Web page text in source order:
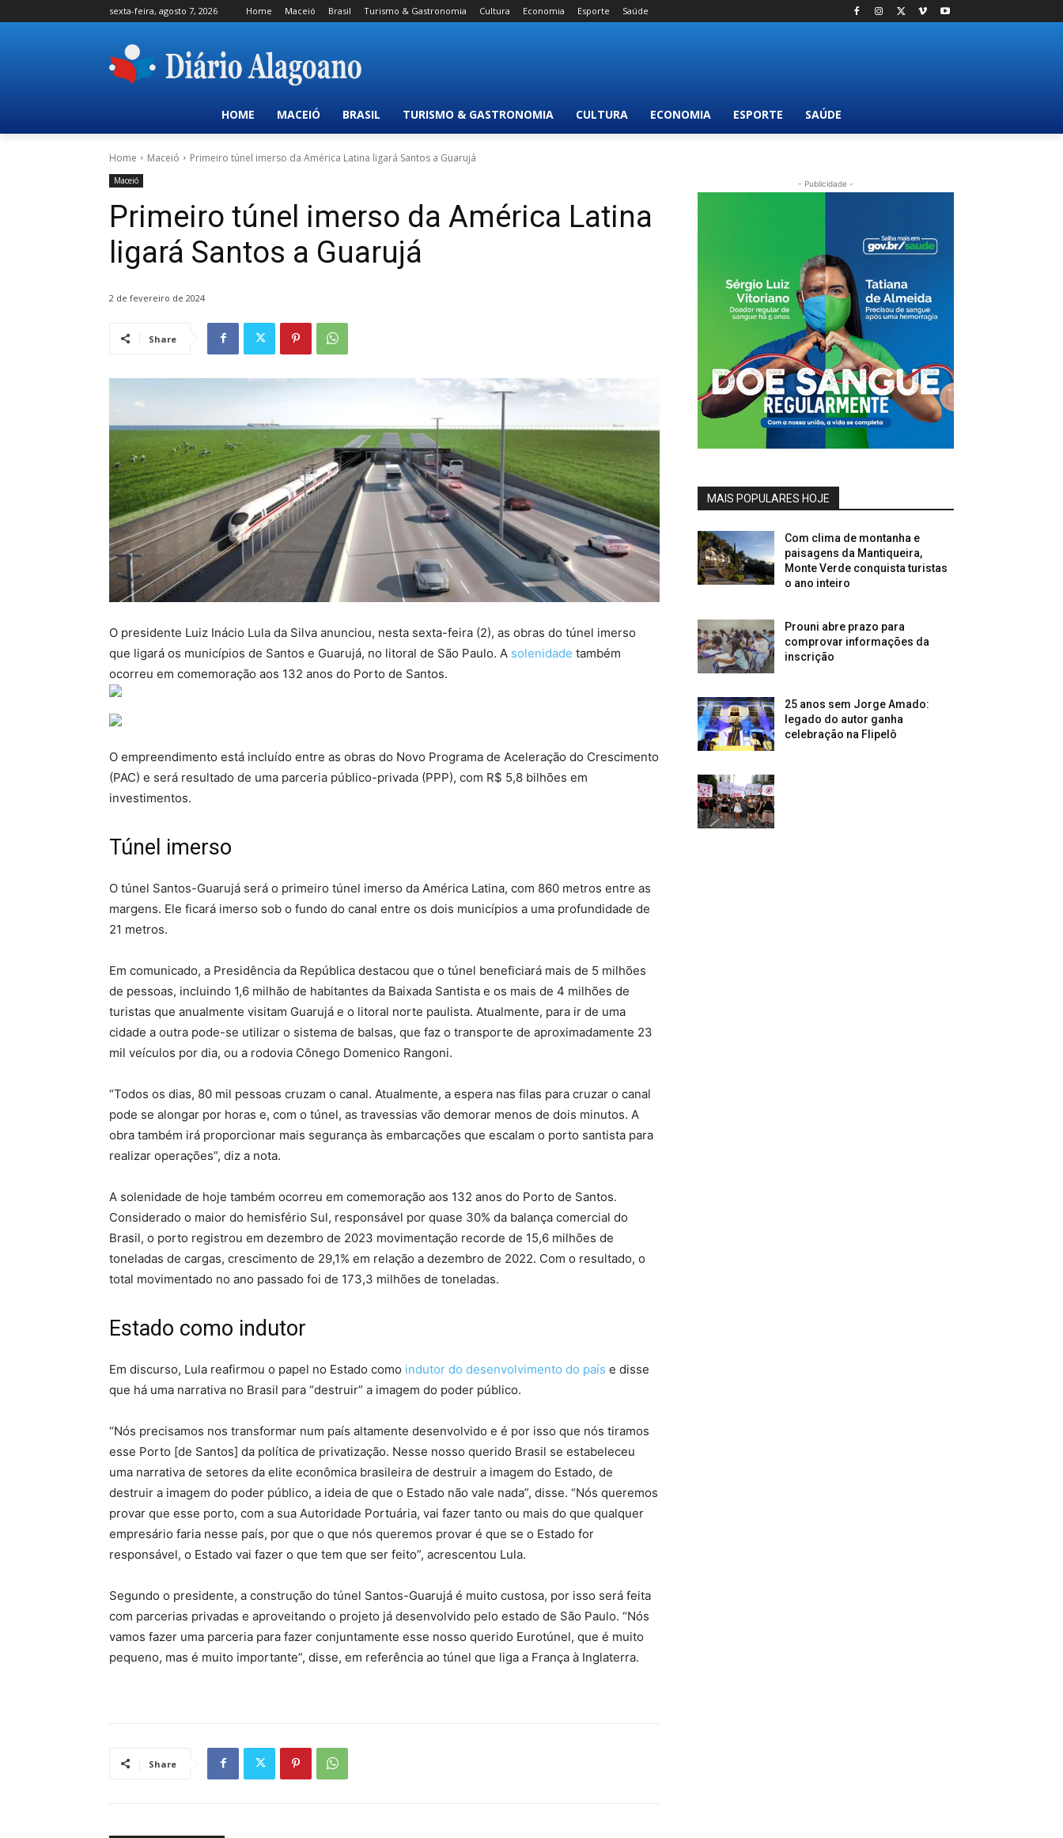
sexta-feira, agosto 7, 2026 Home Maceió Brasil Turismo & Gastronomia Cultura Economia Esporte Saúde
HOME MACEIÓ BRASIL TURISMO & GASTRONOMIA CULTURA ECONOMIA ESPORTE SAÚDE
Home Maceió Primeiro túnel imerso da América Latina ligará Santos a Guarujá
Maceió
Primeiro túnel imerso da América Latina
ligará Santos a Guarujá
2 de fevereiro de 2024
Share
O presidente Luiz Inácio Lula da Silva anunciou, nesta sexta-feira (2), as obras do túnel imerso
que ligará os municípios de Santos e Guarujá, no litoral de São Paulo. A solenidade também
ocorreu em comemoração aos 132 anos do Porto de Santos.
O empreendimento está incluído entre as obras do Novo Programa de Aceleração do Crescimento
(PAC) e será resultado de uma parceria público-privada (PPP), com R$ 5,8 bilhões em
investimentos.
Túnel imerso
O túnel Santos-Guarujá será o primeiro túnel imerso da América Latina, com 860 metros entre as
margens. Ele ficará imerso sob o fundo do canal entre os dois municípios a uma profundidade de
21 metros.
Em comunicado, a Presidência da República destacou que o túnel beneficiará mais de 5 milhões
de pessoas, incluindo 1,6 milhão de habitantes da Baixada Santista e os mais de 4 milhões de
turistas que anualmente visitam Guarujá e o litoral norte paulista. Atualmente, para ir de uma
cidade a outra pode-se utilizar o sistema de balsas, que faz o transporte de aproximadamente 23
mil veículos por dia, ou a rodovia Cônego Domenico Rangoni.
“Todos os dias, 80 mil pessoas cruzam o canal. Atualmente, a espera nas filas para cruzar o canal
pode se alongar por horas e, com o túnel, as travessias vão demorar menos de dois minutos. A
obra também irá proporcionar mais segurança às embarcações que escalam o porto santista para
realizar operações”, diz a nota.
A solenidade de hoje também ocorreu em comemoração aos 132 anos do Porto de Santos.
Considerado o maior do hemisfério Sul, responsável por quase 30% da balança comercial do
Brasil, o porto registrou em dezembro de 2023 movimentação recorde de 15,6 milhões de
toneladas de cargas, crescimento de 29,1% em relação a dezembro de 2022. Com o resultado, o
total movimentado no ano passado foi de 173,3 milhões de toneladas.
Estado como indutor
Em discurso, Lula reafirmou o papel no Estado como indutor do desenvolvimento do país e disse
que há uma narrativa no Brasil para “destruir” a imagem do poder público.
“Nós precisamos nos transformar num país altamente desenvolvido e é por isso que nós tiramos
esse Porto [de Santos] da política de privatização. Nesse nosso querido Brasil se estabeleceu
uma narrativa de setores da elite econômica brasileira de destruir a imagem do Estado, de
destruir a imagem do poder público, a ideia de que o Estado não vale nada”, disse. “Nós queremos
provar que esse porto, com a sua Autoridade Portuária, vai fazer tanto ou mais do que qualquer
empresário faria nesse país, por que o que nós queremos provar é que se o Estado for
responsável, o Estado vai fazer o que tem que ser feito”, acrescentou Lula.
Segundo o presidente, a construção do túnel Santos-Guarujá é muito custosa, por isso será feita
com parcerias privadas e aproveitando o projeto já desenvolvido pelo estado de São Paulo. “Nós
vamos fazer uma parceria para fazer conjuntamente esse nosso querido Eurotúnel, que é muito
pequeno, mas é muito importante”, disse, em referência ao túnel que liga a França à Inglaterra.
Share
- Publicidade -
MAIS POPULARES HOJE
Com clima de montanha e
paisagens da Mantiqueira,
Monte Verde conquista turistas
o ano inteiro
Prouni abre prazo para
comprovar informações da
inscrição
25 anos sem Jorge Amado:
legado do autor ganha
celebração na Flipelô